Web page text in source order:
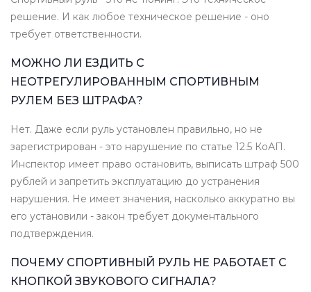
решение. И как любое техническое решение - оно
требует ответственности.
МОЖНО ЛИ ЕЗДИТЬ С
НЕОТРЕГУЛИРОВАННЫМ СПОРТИВНЫМ
РУЛЕМ БЕЗ ШТРАФА?
Нет. Даже если руль установлен правильно, но не
зарегистрирован - это нарушение по статье 12.5 КоАП.
Инспектор имеет право остановить, выписать штраф 500
рублей и запретить эксплуатацию до устранения
нарушения. Не имеет значения, насколько аккуратно вы
его установили - закон требует документального
подтверждения.
ПОЧЕМУ СПОРТИВНЫЙ РУЛЬ НЕ РАБОТАЕТ С
КНОПКОЙ ЗВУКОВОГО СИГНАЛА?